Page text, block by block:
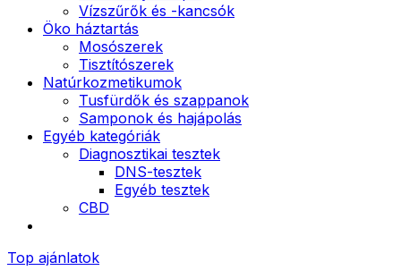
Vízszűrők és -kancsók
Öko háztartás
Mosószerek
Tisztítószerek
Natúrkozmetikumok
Tusfürdők és szappanok
Samponok és hajápolás
Egyéb kategóriák
Diagnosztikai tesztek
DNS-tesztek
Egyéb tesztek
CBD
Top ajánlatok